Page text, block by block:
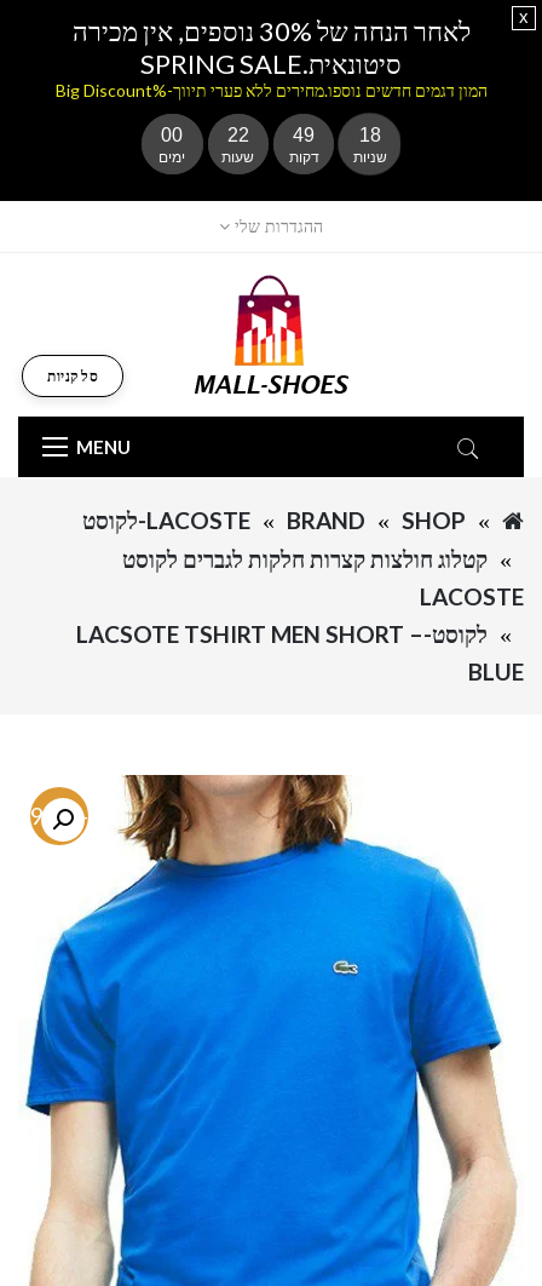
ההגדרות שלי
MENU
סל קניות
SHOP
BRAND
LACOSTE-לקוסט
קטלוג חולצות קצרות חלקות לגברים לקוסט
LACOSTE
לקוסט-LACSOTE TSHIRT MEN SHORT –
BLUE
-69.1%
לאחר הנחה של 30% נוספים, אין מכירה
סיטונאית.SPRING SALE
המון דגמים חדשים נוספו.מחירים ללא פערי תיווך-%Big Discount
00
ימים
22
שעות
49
דקות
18
שניות
x